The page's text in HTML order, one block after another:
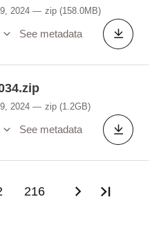
2024 zip (158.0MB)
See metadata
2024 zip (1.2GB)
See metadata
216 Next page